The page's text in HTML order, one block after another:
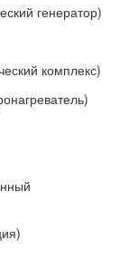
генератор)
комплекс)